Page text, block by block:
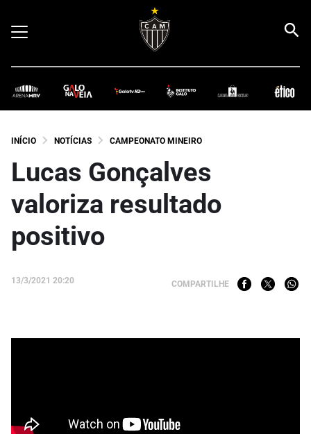
INÍCIO NOTÍCIAS CAMPEONATO MINEIRO
Lucas Gonçalves
valoriza resultado
positivo
13/3/2021 20:20 COMPARTILHE